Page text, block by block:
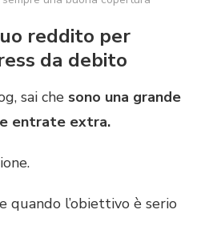
reddito per
da debito
sai che sono una grande
entrate extra.
quando l’obiettivo è serio